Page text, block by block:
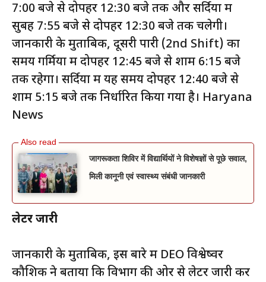
7:00 बजे से दोपहर 12:30 बजे तक और सर्दियों में
सुबह 7:55 बजे से दोपहर 12:30 बजे तक चलेगी।
जानकारी के मुताबिक, दूसरी पारी (2nd Shift) का
समय गर्मियों में दोपहर 12:45 बजे से शाम 6:15 बजे
तक रहेगा। सर्दियों में यह समय दोपहर 12:40 बजे से
शाम 5:15 बजे तक निर्धारित किया गया है। Haryana
News
जागरूकता शिविर में विद्यार्थियों ने विशेषज्ञों से पूछे सवाल,
मिली कानूनी एवं स्वास्थ्य संबंधी जानकारी
लेटर जारी
जानकारी के मुताबिक, इस बारे में DEO विश्वेष्वर
कौशिक ने बताया कि विभाग की ओर से लेटर जारी कर